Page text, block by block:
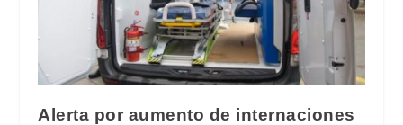
Alerta por aumento de internaciones